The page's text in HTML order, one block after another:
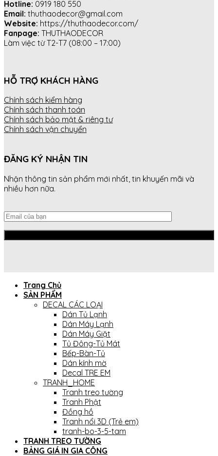
Hotline: 0919 180 550
Email: thuthaodecor@gmail.com
Website: https://thuthaodecor.com/
Fanpage: THUTHAODECOR
Làm việc từ T2-T7 (08:00 – 17:00)
HỖ TRỢ KHÁCH HÀNG
Chính sách kiểm hàng
Chính sách thanh toán
Chính sách bảo mật & riêng tư
Chính sách vận chuyển
ĐĂNG KÝ NHẬN TIN
Nhận thông tin sản phẩm mới nhất, tin khuyến mãi và
nhiều hơn nữa.
Trang Chủ
SẢN PHẨM
DECAL CÁC LOẠI
Dán Tủ Lạnh
Dán Máy Lạnh
Dán Máy Giặt
Tủ Đông-Tủ Mát
Bếp-Bàn-Tủ
Dán kính mờ
Decal TRE EM
TRANH_HOME
Tranh treo tường
Tranh Phật
Đồng hồ
Tranh nổi 3D (Trẻ em)
tranh-bo-3-5-tam
TRANH TREO TƯỜNG
BẢNG GIÁ IN GIA CÔNG